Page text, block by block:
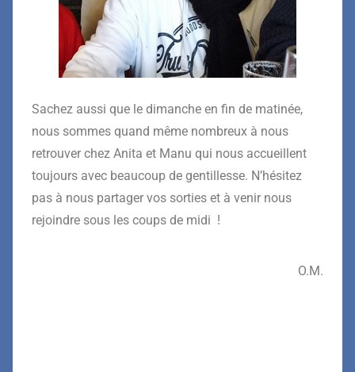
Sachez aussi que le dimanche en fin de matinée,
nous sommes quand même nombreux à nous
retrouver chez Anita et Manu qui nous accueillent
toujours avec beaucoup de gentillesse. N’hésitez
pas à nous partager vos sorties et à venir nous
rejoindre sous les coups de midi !
O.M.